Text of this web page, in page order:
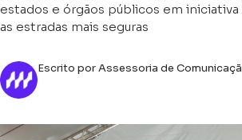
estados e órgãos públicos em iniciativa
as estradas mais seguras
Escrito por Assessoria de